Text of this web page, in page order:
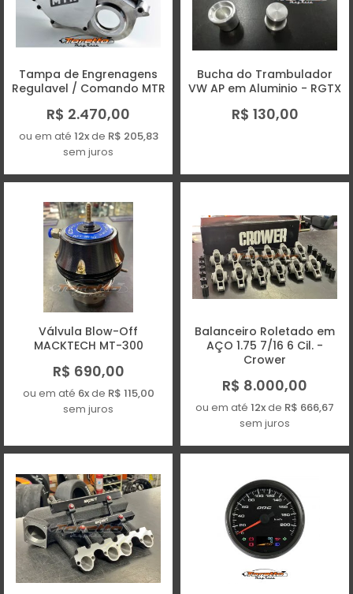
Tampa de Engrenagens
Regulavel / Comando MTR
R$ 2.470,00
ou em até 12xde R$ 205,83
sem juros
Bucha do Trambulador
VW AP em Aluminio - RGTX
R$ 130,00
Válvula Blow-Off
MACKTECH MT-300
R$ 690,00
ou em até 6xde R$ 115,00
sem juros
Balanceiro Roletado em
AÇO 1.75 7/16 6 Cil. -
Crower
R$ 8.000,00
ou em até 12xde R$ 666,67
sem juros